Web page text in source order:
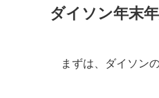
ダイソン年末
まずは、ダイソン